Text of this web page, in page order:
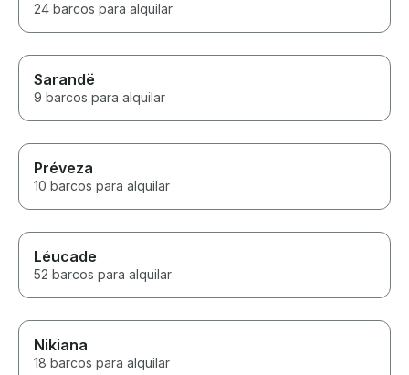
24 barcos para alquilar
Sarandë
9 barcos para alquilar
Préveza
10 barcos para alquilar
Léucade
52 barcos para alquilar
Nikiana
18 barcos para alquilar